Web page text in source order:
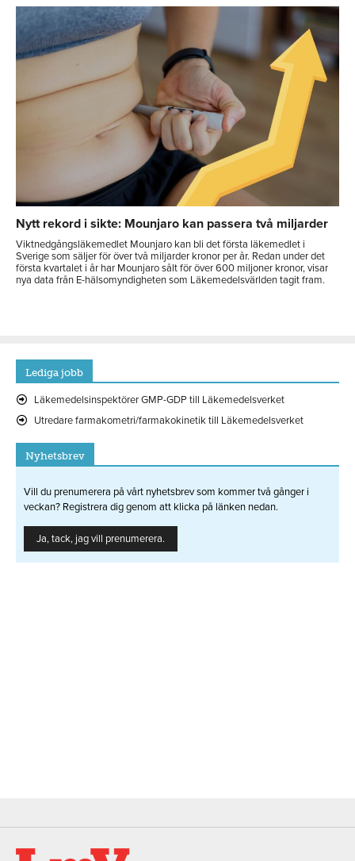
Nytt rekord i sikte: Mounjaro kan passera två miljarder
Viktnedgångsläkemedlet Mounjaro kan bli det första läkemedlet i
Sverige som säljer för över två miljarder kronor per år. Redan under det
första kvartalet i år har Mounjaro sålt för över 600 miljoner kronor, visar
nya data från E-hälsomyndigheten som Läkemedelsvärlden tagit fram.
Lediga jobb
Läkemedelsinspektörer GMP-GDP till Läkemedelsverket
Utredare farmakometri/farmakokinetik till Läkemedelsverket
Nyhetsbrev
Vill du prenumerera på vårt nyhetsbrev som kommer två gånger i
veckan? Registrera dig genom att klicka på länken nedan.
Ja, tack, jag vill prenumerera.